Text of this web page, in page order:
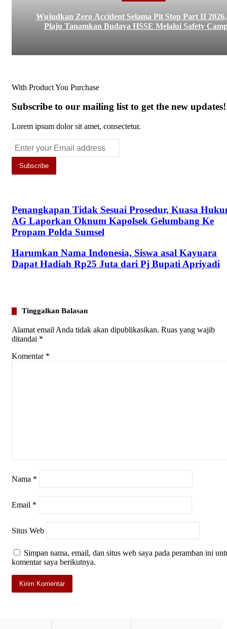
Wujudkan Zero Accident Selama Pit Stop Part II
Plaju Tanamkan Budaya HSSE Melalui Safety
With Product You Purchase
Subscribe to our mailing list to get the new updates!
Lorem ipsum dolor sit amet, consectetur.
Enter
your
Email
address
Penangkapan Tidak Sesuai Prosedur, Kuasa
AG Laporkan Oknum Kapolsek Gelumbang Ke
Propam Polda Sumsel
Harumkan Nama Indonesia, Siswa asal Kayuara
Dapat Hadiah Rp25 Juta dari Pj Bupati Apriyadi
Tinggalkan Balasan
Alamat email Anda tidak akan dipublikasikan. Ruas yang wajib
ditandai *
Komentar *
Nama *
Email *
Situs Web
Simpan nama, email, dan situs web saya pada peramban ini
komentar saya berikutnya.